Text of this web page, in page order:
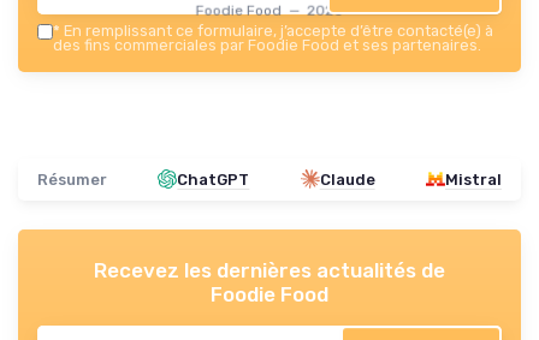
Foodie Food — 2026
* En remplissant ce formulaire, j’accepte d’être contacté(e) à
des fins commerciales par Foodie Food et ses partenaires.
Résumer ChatGPT Claude Mistral
Recevez les dernières actualités de
Foodie Food